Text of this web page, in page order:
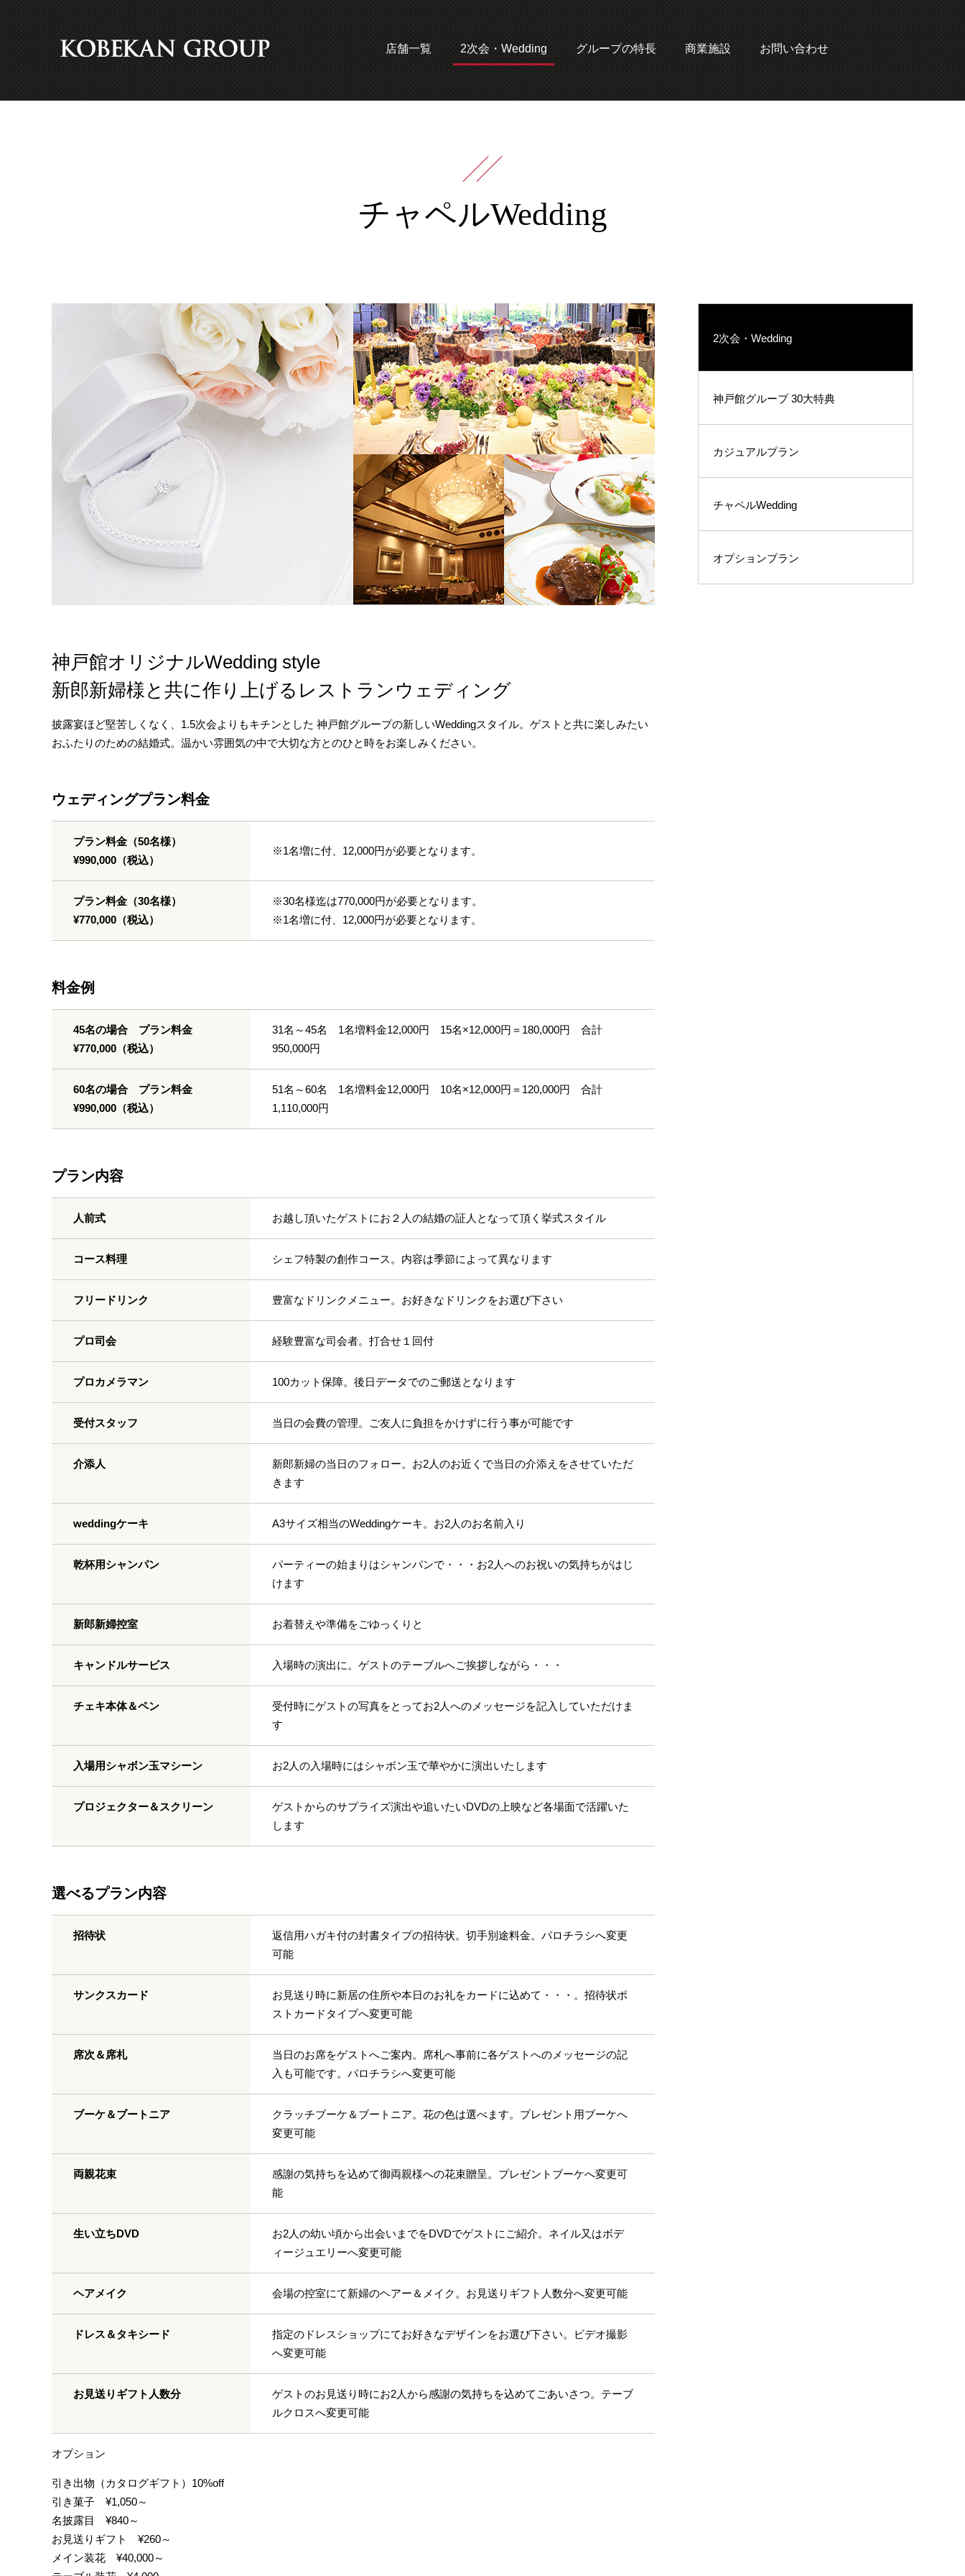
店舗一覧 2次会・Wedding グループの特長 商業施設 お問い合わせ
チャペルWedding
神戸館オリジナルWedding style
新郎新婦様と共に作り上げるレストランウェディング
披露宴ほど堅苦しくなく、1.5次会よりもキチンとした 神戸館グループの新しいWeddingスタイル。ゲストと共に楽しみたい
おふたりのための結婚式。温かい雰囲気の中で大切な方とのひと時をお楽しみください。
ウェディングプラン料金
プラン料金（50名様）
¥990,000（税込）
※1名増に付、12,000円が必要となります。
プラン料金（30名様）
¥770,000（税込）
※30名様迄は770,000円が必要となります。
※1名増に付、12,000円が必要となります。
料金例
45名の場合 プラン料金
¥770,000（税込）
31名～45名 1名増料金12,000円 15名×12,000円＝180,000円 合計
950,000円
60名の場合 プラン料金
¥990,000（税込）
51名～60名 1名増料金12,000円 10名×12,000円＝120,000円 合計
1,110,000円
プラン内容
人前式 お越し頂いたゲストにお２人の結婚の証人となって頂く挙式スタイル
コース料理 シェフ特製の創作コース。内容は季節によって異なります
フリードリンク 豊富なドリンクメニュー。お好きなドリンクをお選び下さい
プロ司会 経験豊富な司会者。打合せ１回付
プロカメラマン 100カット保障。後日データでのご郵送となります
受付スタッフ 当日の会費の管理。ご友人に負担をかけずに行う事が可能です
介添人
新郎新婦の当日のフォロー。お2人のお近くで当日の介添えをさせていただ
きます
weddingケーキ A3サイズ相当のWeddingケーキ。お2人のお名前入り
乾杯用シャンパン
パーティーの始まりはシャンパンで・・・お2人へのお祝いの気持ちがはじ
けます
新郎新婦控室 お着替えや準備をごゆっくりと
キャンドルサービス 入場時の演出に。ゲストのテーブルへご挨拶しながら・・・
チェキ本体＆ペン
受付時にゲストの写真をとってお2人へのメッセージを記入していただけま
す
入場用シャボン玉マシーン お2人の入場時にはシャボン玉で華やかに演出いたします
プロジェクター＆スクリーン
ゲストからのサプライズ演出や追いたいDVDの上映など各場面で活躍いた
します
選べるプラン内容
招待状
返信用ハガキ付の封書タイプの招待状。切手別途料金。パロチラシへ変更
可能
サンクスカード
お見送り時に新居の住所や本日のお礼をカードに込めて・・・。招待状ポ
ストカードタイプへ変更可能
席次＆席札
当日のお席をゲストへご案内。席札へ事前に各ゲストへのメッセージの記
入も可能です。パロチラシへ変更可能
ブーケ＆ブートニア
クラッチブーケ＆ブートニア。花の色は選べます。プレゼント用ブーケへ
変更可能
両親花束
感謝の気持ちを込めて御両親様への花束贈呈。プレゼントブーケへ変更可
能
生い立ちDVD
お2人の幼い頃から出会いまでをDVDでゲストにご紹介。ネイル又はボデ
ィージュエリーへ変更可能
ヘアメイク 会場の控室にて新婦のヘアー＆メイク。お見送りギフト人数分へ変更可能
ドレス＆タキシード
指定のドレスショップにてお好きなデザインをお選び下さい。ビデオ撮影
へ変更可能
お見送りギフト人数分
ゲストのお見送り時にお2人から感謝の気持ちを込めてごあいさつ。テーブ
ルクロスへ変更可能
オプション
引き出物（カタログギフト）10%off
引き菓子 ¥1,050～
名披露目 ¥840～
お見送りギフト ¥260～
メイン装花 ¥40,000～
2次会・Wedding
神戸館グループ 30大特典
カジュアルプラン
チャペルWedding
オプションプラン